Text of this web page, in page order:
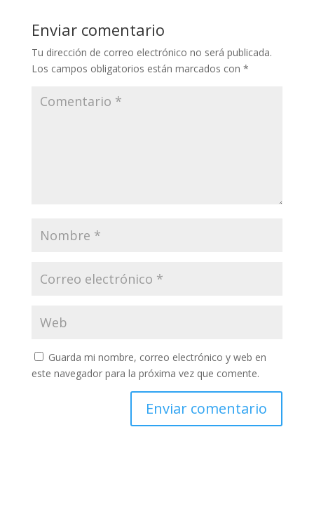
Enviar comentario
Tu dirección de correo electrónico no será publicada.
Los campos obligatorios están marcados con *
Guarda mi nombre, correo electrónico y web en
este navegador para la próxima vez que comente.